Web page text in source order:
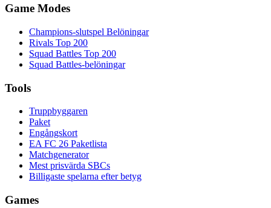
Game Modes
Champions-slutspel Belöningar
Rivals Top 200
Squad Battles Top 200
Squad Battles-belöningar
Tools
Truppbyggaren
Paket
Engångskort
EA FC 26 Paketlista
Matchgenerator
Mest prisvärda SBCs
Billigaste spelarna efter betyg
Games